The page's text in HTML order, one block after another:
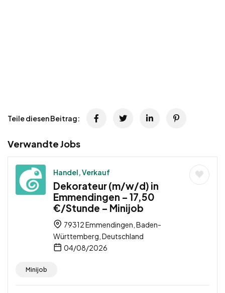
Teile diesen Beitrag:
Verwandte Jobs
Handel, Verkauf
Dekorateur (m/w/d) in
Emmendingen – 17,50
€/Stunde – Minijob
79312 Emmendingen, Baden-
Württemberg, Deutschland
04/08/2026
Minijob